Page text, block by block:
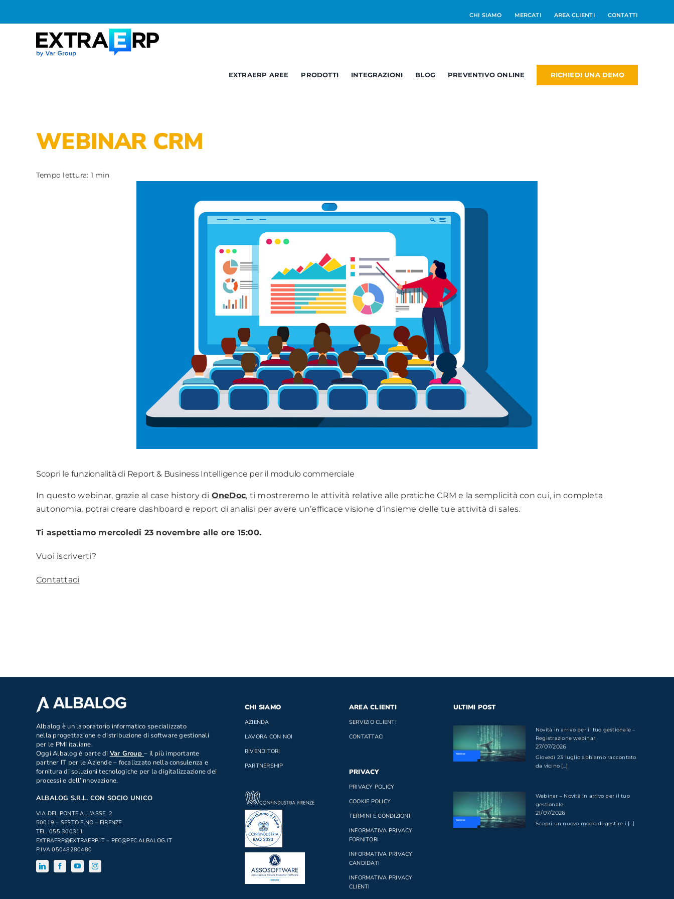
al
contenuto
CHI SIAMO MERCATI AREA CLIENTI CONTATTI
EXTRAERP AREE PRODOTTI INTEGRAZIONI BLOG PREVENTIVO ONLINE RICHIEDI UNA DEMO
WEBINAR CRM
Tempo lettura: 1 min
Scopri le funzionalità di Report & Business Intelligence per il modulo commerciale
In questo webinar, grazie al case history di OneDoc, ti mostreremo le attività relative alle pratiche CRM e la semplicità con cui, in completa
autonomia, potrai creare dashboard e report di analisi per avere un’efficace visione d’insieme delle tue attività di sales.
Ti aspettiamo mercoledi 23 novembre alle ore 15:00.
Vuoi iscriverti?
Contattaci
Albalog è un laboratorio informatico specializzato
nella progettazione e distribuzione di software gestionali
per le PMI italiane.
Oggi Albalog è parte di Var Group– il più importante
partner IT per le Aziende – focalizzato nella consulenza e
fornitura di soluzioni tecnologiche per la digitalizzazione dei
processi e dell’innovazione.
ALBALOG S.R.L. CON SOCIO UNICO
VIA DEL PONTE ALL’ASSE, 2
50019 – SESTO F.NO – FIRENZE
TEL. 055 300311
EXTRAERP@EXTRAERP.IT– PEC@PEC.ALBALOG.IT
P.IVA 05048280480
CHI SIAMO
AZIENDA
LAVORA CON NOI
RIVENDITORI
PARTNERSHIP
AREA CLIENTI
SERVIZIO CLIENTI
CONTATTACI
PRIVACY
PRIVACY POLICY
COOKIE POLICY
TERMINI E CONDIZIONI
INFORMATIVA PRIVACY
FORNITORI
INFORMATIVA PRIVACY
CANDIDATI
INFORMATIVA PRIVACY
CLIENTI
ULTIMI POST
Novità in arrivo per il tuo gestionale –
Registrazione webinar
27/07/2026
Giovedì 23 luglio abbiamo raccontato
da vicino [...]
Webinar – Novità in arrivo per il tuo
gestionale
21/07/2026
Scopri un nuovo modo di gestire i [...]